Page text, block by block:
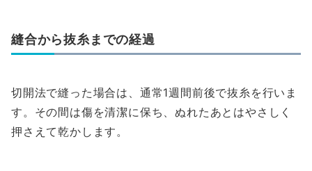
縫合から抜糸までの経過
切開法で縫った場合は、通常1週間前後で抜糸を行いま
す。その間は傷を清潔に保ち、ぬれたあとはやさしく
押さえて乾かします。